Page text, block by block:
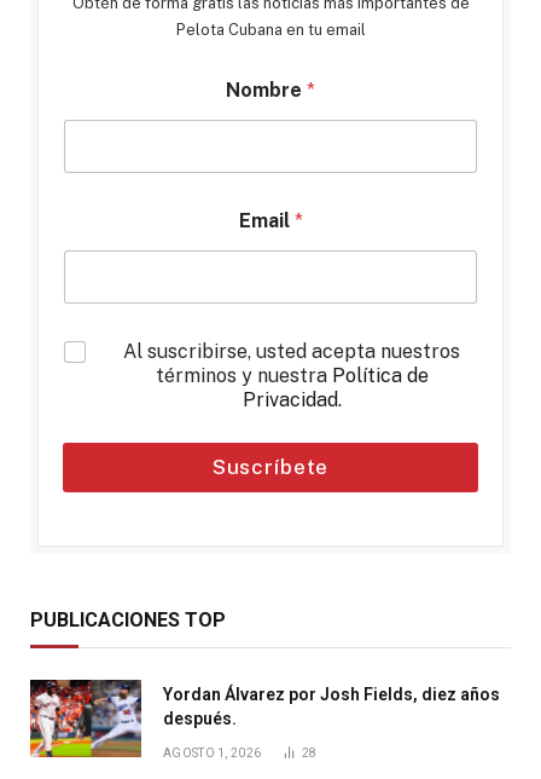
Pelota Cubana en tu email
Nombre *
Email *
*
Al suscribirse, usted acepta nuestros
términos y nuestra Política de
Privacidad.
Suscríbete
PUBLICACIONES TOP
Yordan Álvarez por Josh Fields, diez años
después.
AGOSTO 1, 2026 28